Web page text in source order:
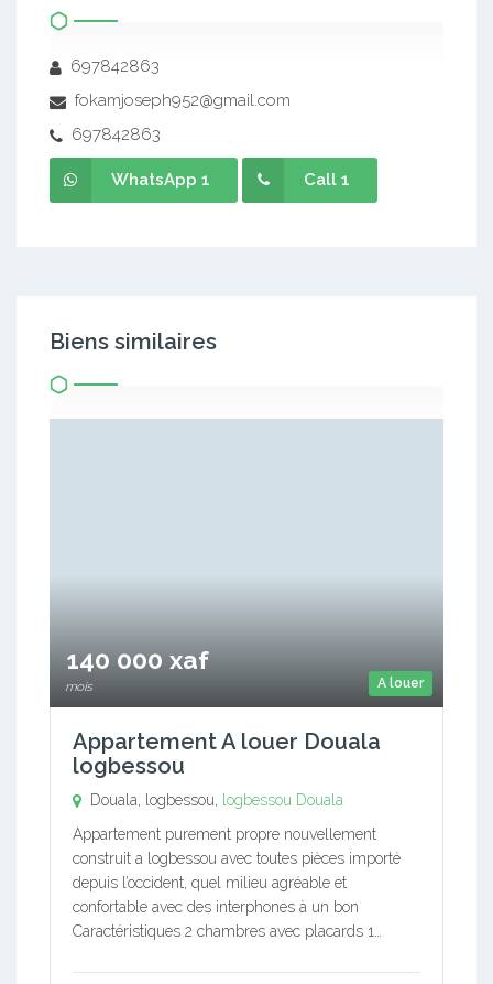
697842863
fokamjoseph952@gmail.com
697842863
WhatsApp 1 Call 1
Biens similaires
A louer
140 000 xaf
mois
Appartement A louer Douala
logbessou
Douala, logbessou, logbessou Douala
Appartement purement propre nouvellement
construit a logbessou avec toutes pièces importé
depuis l’occident, quel milieu agréable et
confortable avec des interphones à un bon
Caractéristiques 2 chambres avec placards 1…